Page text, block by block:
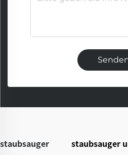
staubsauger
staubsauger